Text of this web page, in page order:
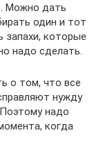
Можно дать
один и тот
запахи, которые
надо сделать.
о том, что все
нужду
надо
когда